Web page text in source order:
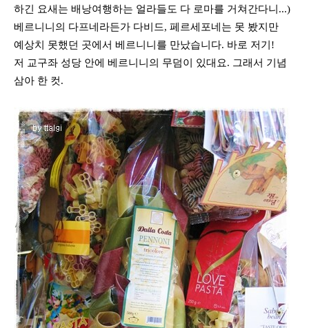
하긴 요새는 배낭여행하는 얼라들도 다 로마를 거쳐간다니...)
베르니니의 다프네라든가 다비드, 페르세포네는 못 봤지만
예상치 못했던 곳에서 베르니니를 만났습니다. 바로 저기!
저 교구좌 성당 안에 베르니니의 무덤이 있대요. 그래서 기념
삼아 한 컷.